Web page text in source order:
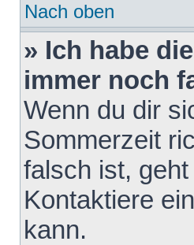
Nach oben
» Ich habe
immer noch
Wenn du dir
Sommerzeit
falsch ist,
Kontaktiere
kann.